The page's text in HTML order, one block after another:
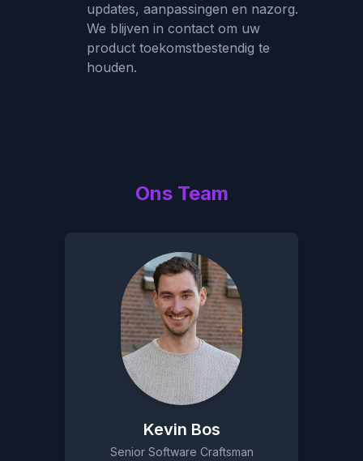
updates, aanpassingen en nazorg.
We blijven in contact om uw
product toekomstbestendig te
houden.
Ons Team
Kevin Bos
Senior Software Craftsman